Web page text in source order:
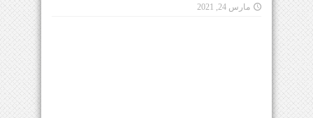
مارس 24, 2021